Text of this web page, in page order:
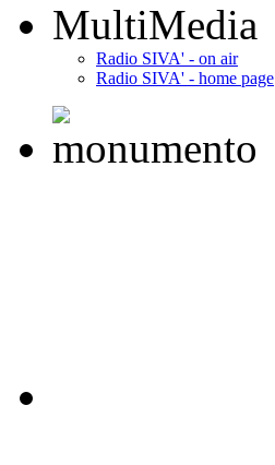
MultiMedia
Radio SIVA' - on air
Radio SIVA' - home page